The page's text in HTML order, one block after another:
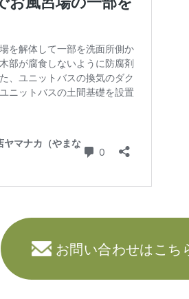
お問い合わせはこち